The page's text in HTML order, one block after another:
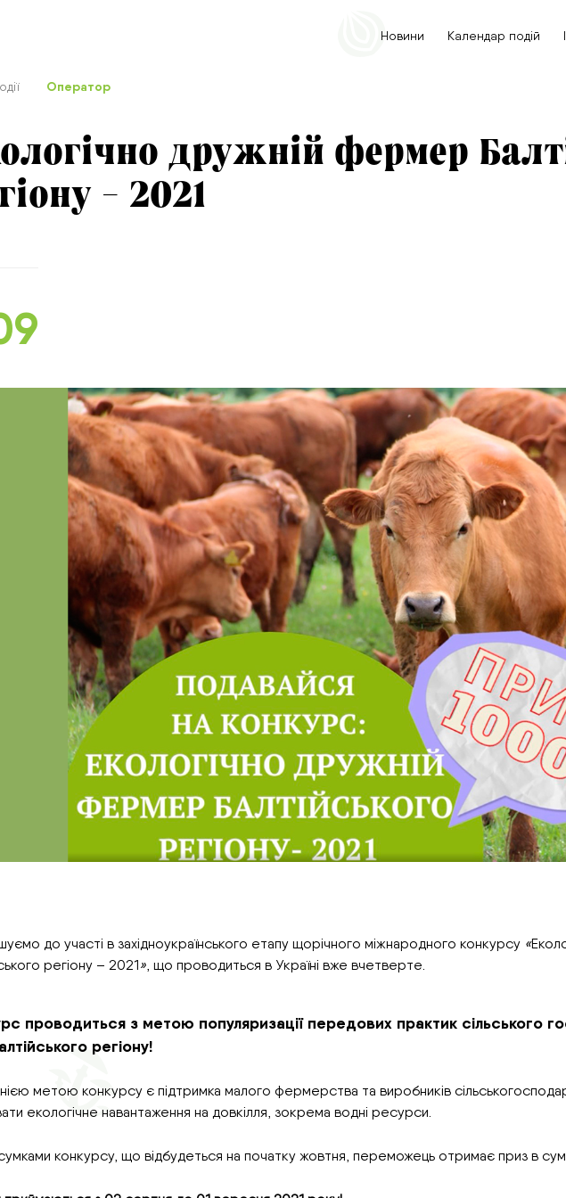
Головне меню
Новини Календар подій
Оператор
дружній фермер
– 2021
до участі в західноукраїнського етапу щорічного міжнародного конкурсу «
регіону – 2021», що проводиться в Україні вже вчетверте.
проводиться з метою популяризації передових практик сільського
регіону!
метою конкурсу є підтримка малого фермерства та виробників
екологічне навантаження на довкілля, зокрема водні ресурси.
конкурсу, що відбудеться на початку жовтня, переможець отримає приз в